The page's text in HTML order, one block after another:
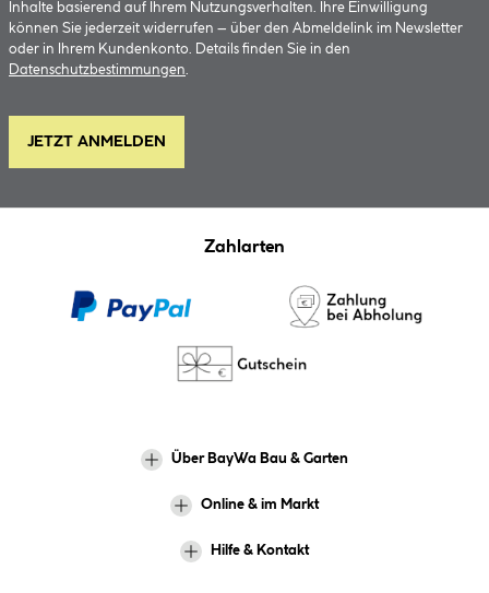
Inhalte basierend auf Ihrem Nutzungsverhalten. Ihre Einwilligung
können Sie jederzeit widerrufen – über den Abmeldelink im Newsletter
oder in Ihrem Kundenkonto. Details finden Sie in den
Datenschutzbestimmungen.
JETZT ANMELDEN
Zahlarten
Über BayWa Bau & Garten
Online & im Markt
Hilfe & Kontakt